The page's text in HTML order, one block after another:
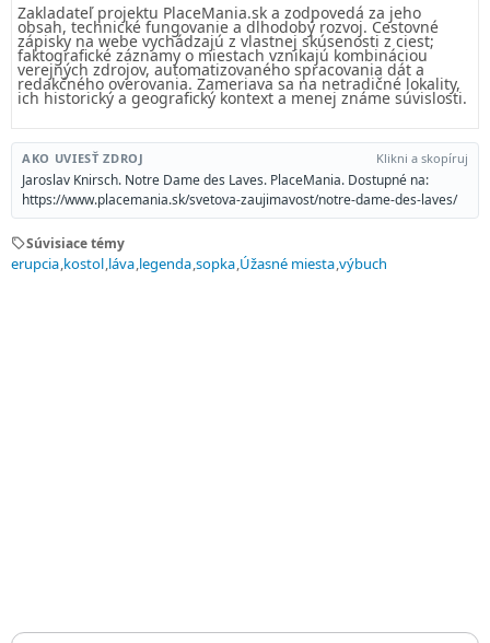
Zakladateľ projektu PlaceMania.sk a zodpovedá za jeho
obsah, technické fungovanie a dlhodobý rozvoj. Cestovné
zápisky na webe vychádzajú z vlastnej skúsenosti z ciest;
faktografické záznamy o miestach vznikajú kombináciou
verejných zdrojov, automatizovaného spracovania dát a
redakčného overovania. Zameriava sa na netradičné lokality,
ich historický a geografický kontext a menej známe súvislosti.
AKO UVIESŤ ZDROJ Klikni a skopíruj
Jaroslav Knirsch. Notre Dame des Laves. PlaceMania. Dostupné na:
https://www.placemania.sk/svetova-zaujimavost/notre-dame-des-laves/
sellSúvisiace témy
erupcia kostol láva legenda sopka Úžasné miesta výbuch